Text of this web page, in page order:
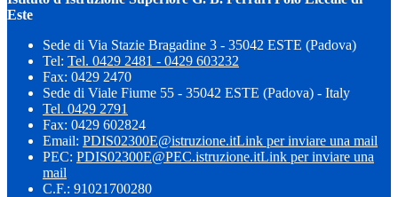
Este
Sede di Via Stazie Bragadine 3 - 35042 ESTE (Padova)
Tel: Tel. 0429 2481 - 0429 603232
Fax: 0429 2470
Sede di Viale Fiume 55 - 35042 ESTE (Padova) - Italy
Tel. 0429 2791
Fax: 0429 602824
Email: PDIS02300E@istruzione.itLink per inviare una mail
PEC: PDIS02300E@PEC.istruzione.itLink per inviare una
mail
C.F.: 91021700280